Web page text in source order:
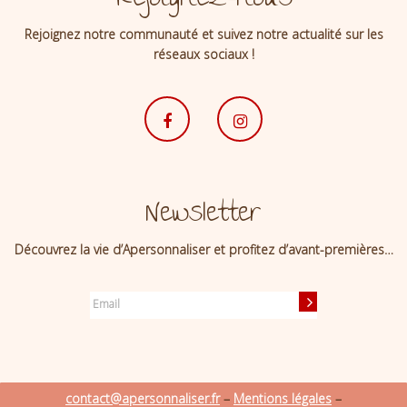
Rejoignez notre communauté et suivez notre actualité sur les
réseaux sociaux !
Newsletter
Découvrez la vie d’Apersonnaliser et profitez d’avant-premières…
contact@apersonnaliser.fr– Mentions légales –